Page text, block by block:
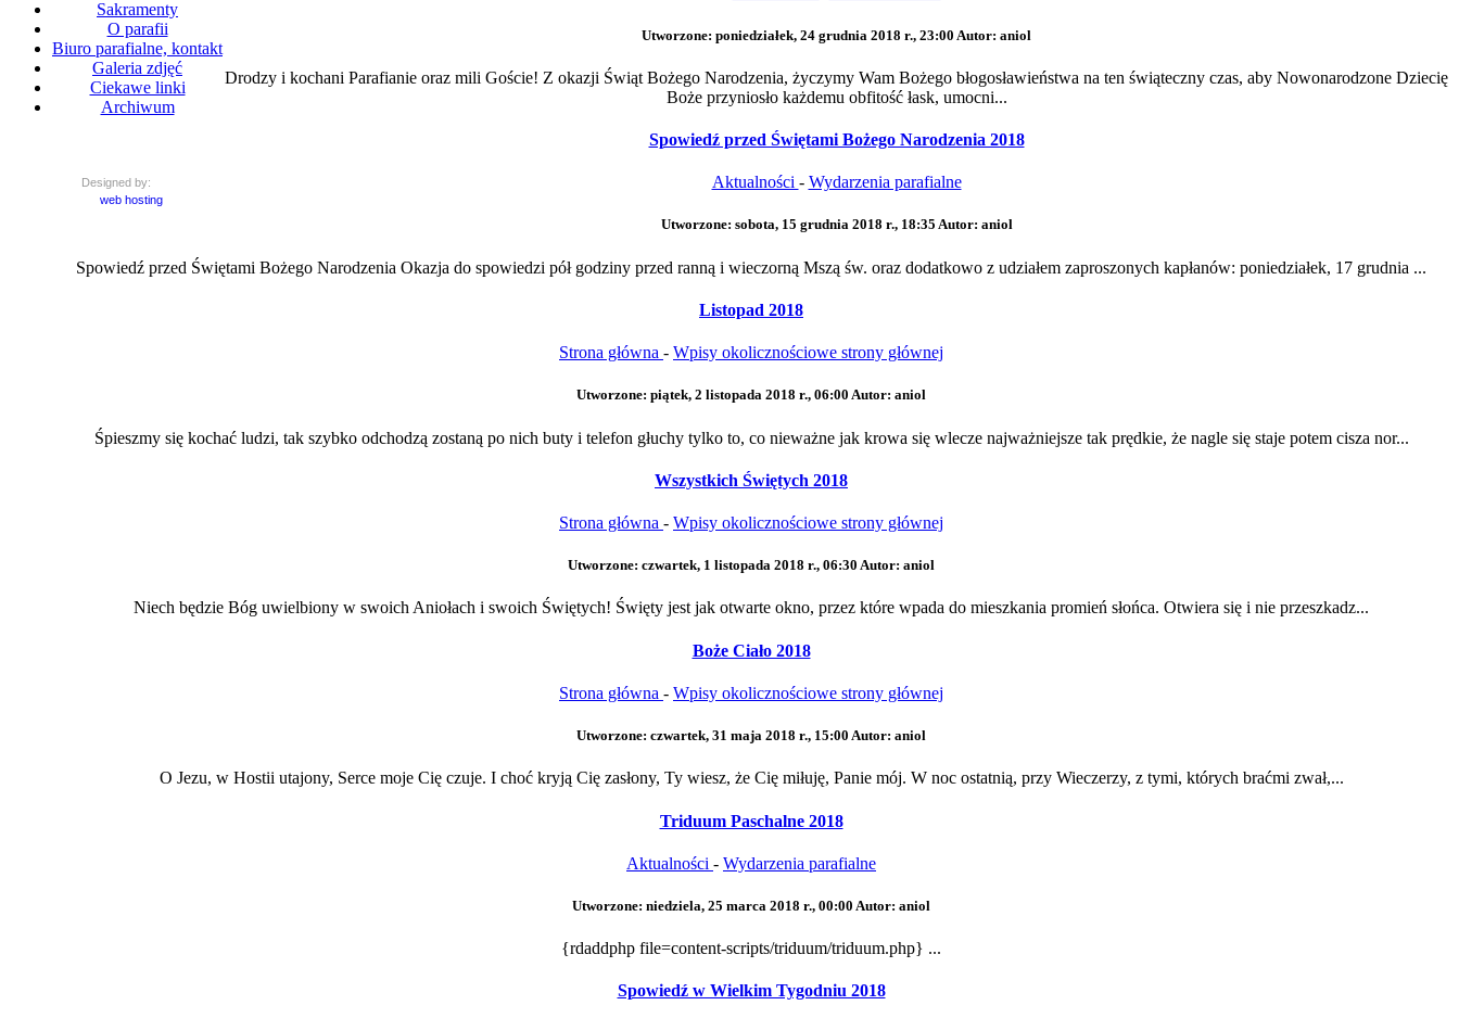
Sakramenty
O parafii
Biuro parafialne, kontakt
Galeria zdjęć
Ciekawe linki
Archiwum
Designed by:
web hosting
Utworzone: poniedziałek, 24 grudnia 2018 r., 23:00 Autor: aniol
Drodzy i kochani Parafianie oraz mili Goście! Z okazji Świąt Bożego Narodzenia, życzymy Wam Bożego błogosławieństwa na ten świąteczny czas, aby Nowonarodzone Dziecię
Boże przyniosło każdemu obfitość łask, umocni...
Spowiedź przed Świętami Bożego Narodzenia 2018
Aktualności - Wydarzenia parafialne
Utworzone: sobota, 15 grudnia 2018 r., 18:35 Autor: aniol
Spowiedź przed Świętami Bożego Narodzenia Okazja do spowiedzi pół godziny przed ranną i wieczorną Mszą św. oraz dodatkowo z udziałem zaproszonych kapłanów: poniedziałek, 17 grudnia ...
Listopad 2018
Strona główna - Wpisy okolicznościowe strony głównej
Utworzone: piątek, 2 listopada 2018 r., 06:00 Autor: aniol
Śpieszmy się kochać ludzi, tak szybko odchodzą zostaną po nich buty i telefon głuchy tylko to, co nieważne jak krowa się wlecze najważniejsze tak prędkie, że nagle się staje potem cisza nor...
Wszystkich Świętych 2018
Strona główna - Wpisy okolicznościowe strony głównej
Utworzone: czwartek, 1 listopada 2018 r., 06:30 Autor: aniol
Niech będzie Bóg uwielbiony w swoich Aniołach i swoich Świętych! Święty jest jak otwarte okno, przez które wpada do mieszkania promień słońca. Otwiera się i nie przeszkadz...
Boże Ciało 2018
Strona główna - Wpisy okolicznościowe strony głównej
Utworzone: czwartek, 31 maja 2018 r., 15:00 Autor: aniol
O Jezu, w Hostii utajony, Serce moje Cię czuje. I choć kryją Cię zasłony, Ty wiesz, że Cię miłuję, Panie mój. W noc ostatnią, przy Wieczerzy, z tymi, których braćmi zwał,...
Triduum Paschalne 2018
Aktualności - Wydarzenia parafialne
Utworzone: niedziela, 25 marca 2018 r., 00:00 Autor: aniol
{rdaddphp file=content-scripts/triduum/triduum.php} ...
Spowiedź w Wielkim Tygodniu 2018